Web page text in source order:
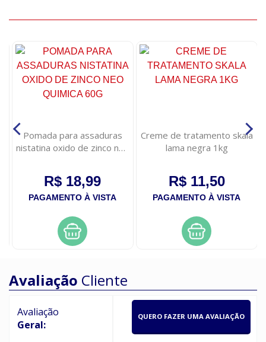
Pomada para assaduras
nistatina oxido de zinco neo
R$ 18,99
PAGAMENTO À VISTA
Creme de tratamento skala
lama negra 1kg
R$ 11,50
PAGAMENTO À VISTA
Avaliação Cliente
Avaliação
Geral:
QUERO FAZER UMA AVALIAÇÃO